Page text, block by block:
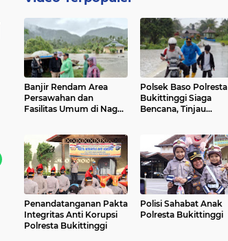
Banjir Rendam Area
Persawahan dan
Fasilitas Umum di Nagari
Polsek Baso Polresta
Bukittinggi Siaga
Bencana, Tinjau
Penandatanganan Pakta
Integritas Anti Korupsi
Polresta Bukittinggi
Polisi Sahabat Anak
Polresta Bukittinggi